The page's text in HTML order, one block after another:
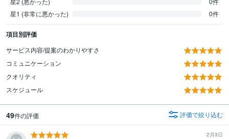
星1 (非常に悪かった)
0件
項目別評価
サービス内容/提案のわかりやすさ
コミュニケーション
クオリティ
スケジュール
49件の評価 評価で絞り込む
2月3日